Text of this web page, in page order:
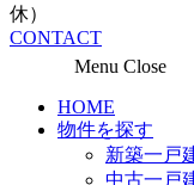
休）
CONTACT
Menu Close
HOME
物件を探す
新築一戸
中古一戸